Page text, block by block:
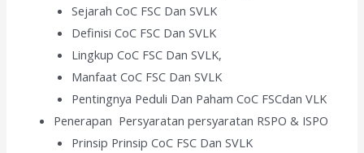
Sejarah CoC FSC Dan SVLK
Definisi CoC FSC Dan SVLK
Lingkup CoC FSC Dan SVLK,
Manfaat CoC FSC Dan SVLK
Pentingnya Peduli Dan Paham CoC FSCdan VLK
Penerapan Persyaratan persyaratan RSPO & ISPO
Prinsip Prinsip CoC FSC Dan SVLK